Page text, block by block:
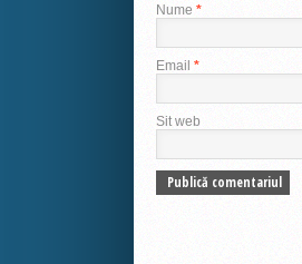
Nume *
Email *
Sit web